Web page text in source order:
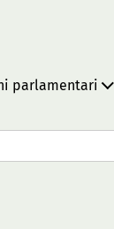
parlamentari